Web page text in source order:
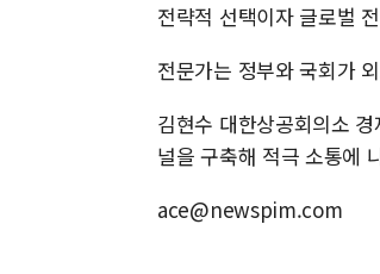
전략적 선택이자 글로벌
전문가는 정부와 국회가
김현수 대한상공회의소
널을 구축해 적극 소통에
ace@newspim.com